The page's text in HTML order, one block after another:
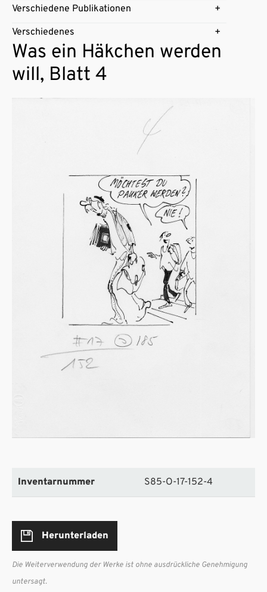
Verschiedene Publikationen
Verschiedenes
Was ein Häkchen werden
will, Blatt 4
Inventarnummer S85-O-17-152-4
Herunterladen
Die Weiterverwendung der Werke ist ohne ausdrückliche Genehmigung
untersagt.